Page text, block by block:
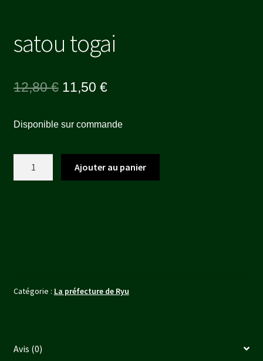
satou togai
12,80€ Le
initial
était :
12,80 €.
11,50 €Le
actuel
est :
11,50 €.
Disponible sur commande
Ajouter au panier
Catégorie : La préfecture de Ryu
Avis (0)